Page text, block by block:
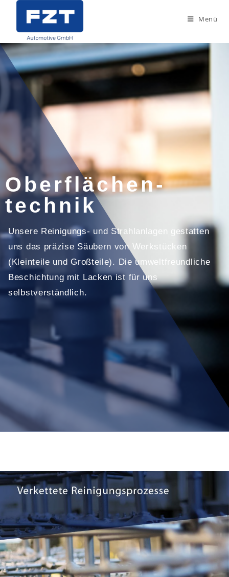
Menü
Oberflächen-
technik
Unsere Reinigungs- und Strahlanlagen gestatten
uns das präzise Säubern von Werkstücken
(Kleinteile und Großteile). Die umweltfreundliche
Beschichtung mit Lacken ist für uns
selbstverständlich.